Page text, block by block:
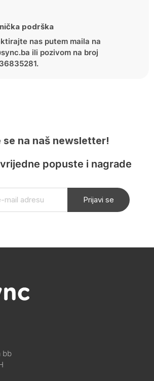
podrška
nas putem maila na
ili pozivom na broj
se na naš newsletter!
vrijedne popuste i nagrade
Prijavi se
bb